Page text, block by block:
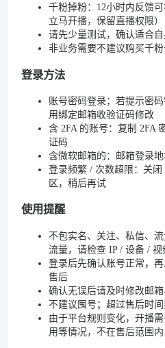
千粉掉粉：12小时内反馈
立马开播，保留直播权限）
请先少量测试，确认适合
非业务需要不建议购买千
登录方法
账号密码登录；若提示密
用绑定邮箱收验证码修改
含 2FA 的账号：复制 2FA
证码
含微软邮箱的：邮箱登录
登录频繁 / 次数超限：关
区，稍后再试
使用提醒
不包实名、关注、私信、
流量，请检查 IP / 设备 / 视
登录后先确认账号正常，
售后
确认无误后请及时修改邮
不建议囤号；超过售后时
由于平台规则变化，开播
用等情况，不在售后范围内